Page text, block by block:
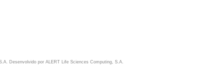
Desenvolvido por ALERT Life Sciences Computing, S.A.